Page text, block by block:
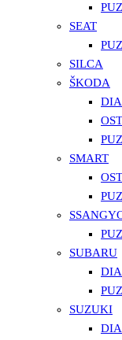
SEAT
SILCA
ŠKODA
SMART
SUBARU
SUZUKI